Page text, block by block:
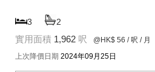
3 2
實用面積 1,962 呎 @HK$ 56 / 呎 / 月
上次降價日期 2024年09月25日